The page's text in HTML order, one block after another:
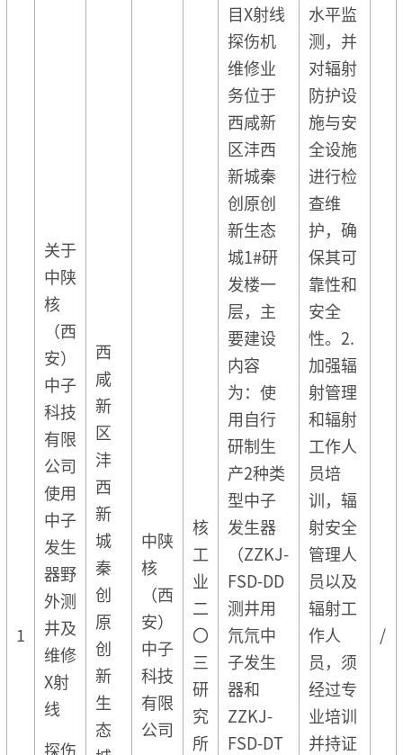
1
关于
中陕
核
（西
安）
中子
科技
有限
公司
使用
中子
发生
器野
外测
井及
维修
X射
线
探伤
西
咸
新
区
沣
西
新
城
秦
创
原
创
新
生
态
中陕
核
（西
安）
中子
科技
有限
公司
核
工
业
二
〇
三
研
究
所
目X射线
探伤机
维修业
务位于
西咸新
区沣西
新城秦
创原创
新生态
城1#研
发楼一
层，主
要建设
内容
为：使
用自行
研制生
产2种类
型中子
发生器
（ZZKJ-
FSD-DD
测井用
氘氘中
子发生
器和
ZZKJ-
FSD-DT
水平监
测，并
对辐射
防护设
施与安
全设施
进行检
查维
护，确
保其可
靠性和
安全
性。2.
加强辐
射管理
和辐射
工作人
员培
训，辐
射安全
管理人
员以及
辐射工
作人
员，须
经过专
业培训
并持证
/